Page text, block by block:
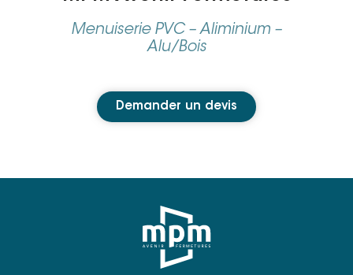
Menuiserie PVC – Aliminium –
Alu/Bois
Demander un devis